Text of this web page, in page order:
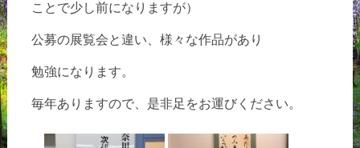
ことで少し前になりますが）
公募の展覧会と違い、様々な作品があり
勉強になります。
毎年ありますので、是非足をお運びください。